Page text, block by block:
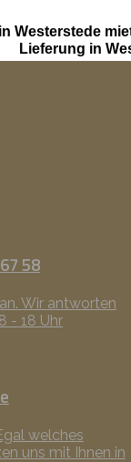
Westerstede
Lieferung in
58
Wir antworten
- 18 Uhr
welches
uns mit Ihnen in